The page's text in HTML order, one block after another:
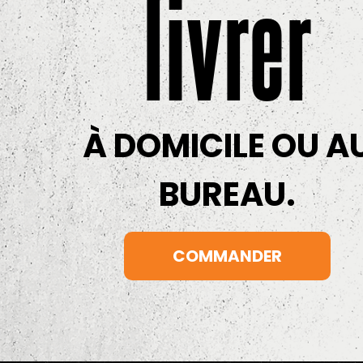
livrer
À DOMICILE OU
BUREAU.
COMMANDER